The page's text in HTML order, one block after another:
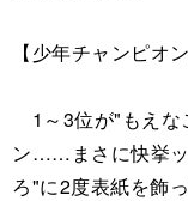
【少年チャンピオ
1～3位が"もえな
ン……まさに快挙
ろ"に2度表紙を飾